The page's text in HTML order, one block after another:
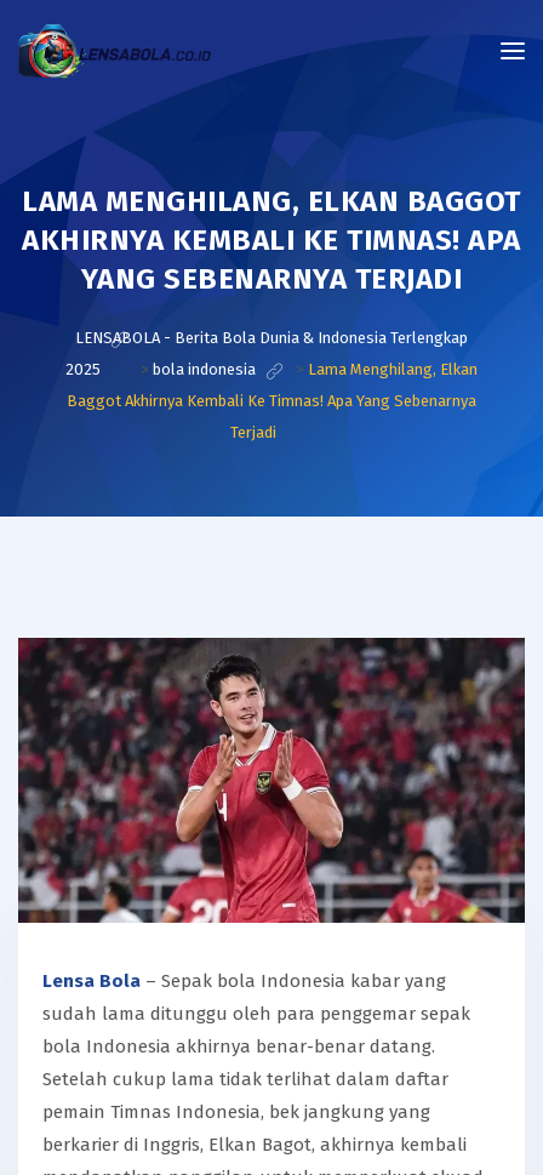
LAMA MENGHILANG, ELKAN BAGGOT
AKHIRNYA KEMBALI KE TIMNAS! APA
YANG SEBENARNYA TERJADI
LENSABOLA - Berita Bola Dunia & Indonesia Terlengkap
2025
> bola indonesia > Lama Menghilang, Elkan
Baggot Akhirnya Kembali Ke Timnas! Apa Yang Sebenarnya
Terjadi
Lensa Bola – Sepak bola Indonesia kabar yang
sudah lama ditunggu oleh para penggemar sepak
bola Indonesia akhirnya benar-benar datang.
Setelah cukup lama tidak terlihat dalam daftar
pemain Timnas Indonesia, bek jangkung yang
berkarier di Inggris, Elkan Bagot, akhirnya kembali